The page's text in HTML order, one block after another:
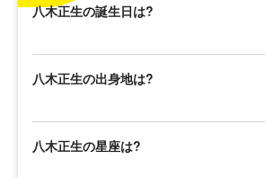
八木正生の誕生日は?
八木正生の出身地は?
八木正生の星座は?